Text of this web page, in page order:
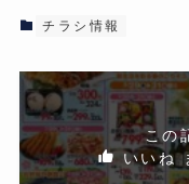
チラシ情報
この
いいね